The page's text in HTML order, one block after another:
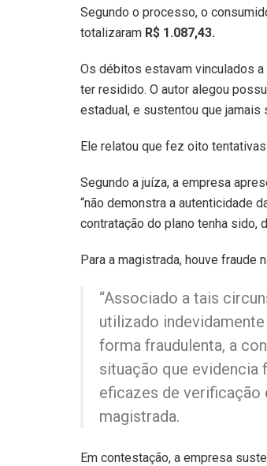
Segundo o processo, o
totalizaram R$ 1.087,43.
Os débitos estavam vinculados
ter residido. O autor alegou
estadual, e sustentou que
Ele relatou que fez oito
Segundo a juíza, a empresa
“não demonstra a autenticidade
contratação do plano tenha sido,
Para a magistrada, houve fraude
“Associado a tais
utilizado
forma fraudulenta, a
situação que evidencia
eficazes de verificação
magistrada.
Em contestação, a empresa